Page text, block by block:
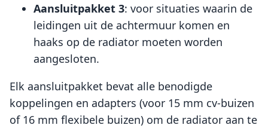
Aansluitpakket 3: voor situaties waarin de
leidingen uit de achtermuur komen en
haaks op de radiator moeten worden
aangesloten.
Elk aansluitpakket bevat alle benodigde
koppelingen en adapters (voor 15 mm cv-buizen
of 16 mm flexibele buizen) om de radiator aan te